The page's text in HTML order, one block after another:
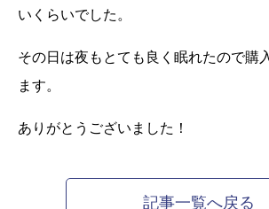
いくらいでした。
その日は夜もとても良く眠れたので購
ます。
ありがとうございました！
記事一覧へ戻る